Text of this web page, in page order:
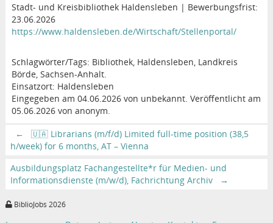
Stadt- und Kreisbibliothek Haldensleben | Bewerbungsfrist:
23.06.2026
https://www.haldensleben.de/Wirtschaft/Stellenportal/
Schlagwörter/Tags: Bibliothek, Haldensleben, Landkreis
Börde, Sachsen-Anhalt.
Einsatzort: Haldensleben
Eingegeben am 04.06.2026 von unbekannt. Veröffentlicht am
05.06.2026 von anonym.
←
🇺🇦 Librarians (m/f/d) Limited full-time position (38,5
h/week) for 6 months, AT – Vienna
Ausbildungsplatz Fachangestellte*r für Medien- und
Informationsdienste (m/w/d), Fachrichtung Archiv
→
BiblioJobs 2026